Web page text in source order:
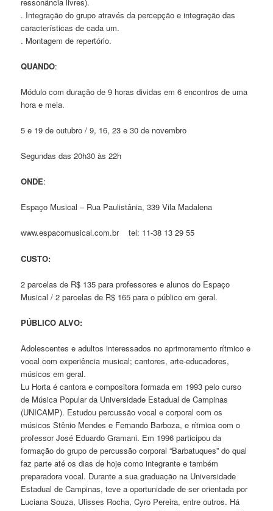
. Integração do grupo através da percepção e integração das
características de cada um.
. Montagem de repertório.
QUANDO:
Módulo com duração de 9 horas dividas em 6 encontros de uma
hora e meia.
5 e 19 de outubro / 9, 16, 23 e 30 de novembro
Segundas das 20h30 às 22h
ONDE:
Espaço Musical – Rua Paulistânia, 339 Vila Madalena
www.espacomusical.com.br tel: 11-38 13 29 55
CUSTO:
2 parcelas de R$ 135 para professores e alunos do Espaço
Musical / 2 parcelas de R$ 165 para o público em geral.
PÚBLICO ALVO:
Adolescentes e adultos interessados no aprimoramento rítmico e
vocal com experiência musical; cantores, arte-educadores,
músicos em geral.
Lu Horta é cantora e compositora formada em 1993 pelo curso
de Música Popular da Universidade Estadual de Campinas
(UNICAMP). Estudou percussão vocal e corporal com os
músicos Stênio Mendes e Fernando Barboza, e rítmica com o
professor José Eduardo Gramani. Em 1996 participou da
formação do grupo de percussão corporal “Barbatuques” do qual
faz parte até os dias de hoje como integrante e também
preparadora vocal. Durante a sua graduação na Universidade
Estadual de Campinas, teve a oportunidade de ser orientada por
Luciana Souza, Ulisses Rocha, Cyro Pereira, entre outros. Há